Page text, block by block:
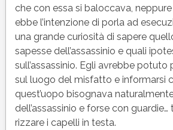
che con essa si baloccava,
ebbe l’intenzione di porla ad
una grande curiosità di sapere
sapesse dell’assassinio e quali
sull’assassinio. Egli avrebbe potuto
sul luogo del misfatto e informarsi
quest’uopo bisognava
dell’assassinio e forse con
rizzare i capelli in testa.